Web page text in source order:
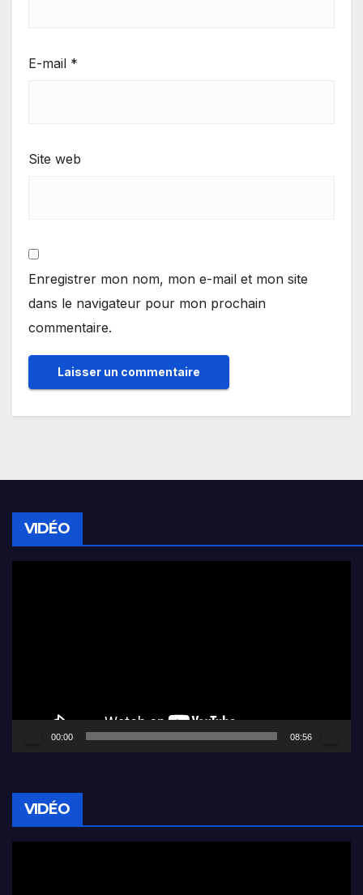
E-mail *
Site web
Enregistrer mon nom, mon e-mail et mon site
dans le navigateur pour mon prochain
commentaire.
VIDÉO
00:00 08:56
VIDÉO